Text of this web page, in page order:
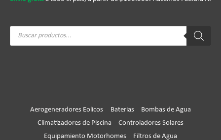
Búsqueda
Aerogeneradores Eolicos Baterias
Bombas de Agua
Climatizadores de Piscina
Controladores Solares
Equipamiento Motorhomes
Filtros de Agua